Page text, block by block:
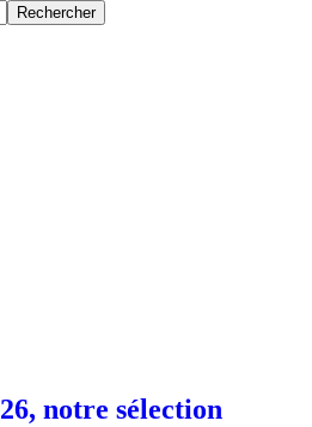
notre sélection